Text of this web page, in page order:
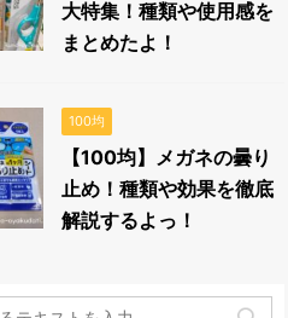
大特集！種類や使用感を
まとめたよ！
100均
【100均】メガネの曇り
止め！種類や効果を徹底
解説するよっ！